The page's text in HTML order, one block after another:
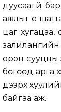
дуусаагүй
ажлыг үе
цаг хугацаа,
залилангийн
орон сууцны
бөгөөд арга
дээрх
байгаа аж.